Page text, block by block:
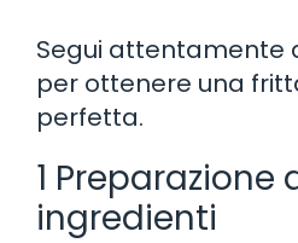
Segui attentamente
per ottenere una
perfetta.
1 Preparazione
ingredienti